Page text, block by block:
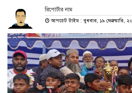
রিপোর্টার নাম
আপডেট টাইম : বুধবার, ১৯ ফেব্রুয়ারি,